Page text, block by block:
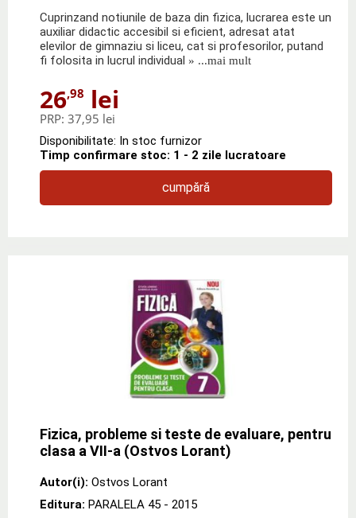
Cuprinzand notiunile de baza din fizica, lucrarea este un
auxiliar didactic accesibil si eficient, adresat atat
elevilor de gimnaziu si liceu, cat si profesorilor, putand
fi folosita in lucrul individual » ...mai mult
26,98 lei
PRP: 37,95 lei
Disponibilitate: In stoc furnizor
Timp confirmare stoc: 1 - 2 zile lucratoare
cumpără
Fizica, probleme si teste de evaluare, pentru
clasa a VII-a (Ostvos Lorant)
Autor(i): Ostvos Lorant
Editura: PARALELA 45 - 2015